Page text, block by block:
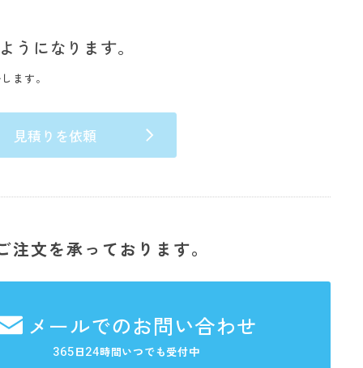
うになります。
ます。
見積りを依頼
文を承っております。
メールでのお問い合わせ
365日24時間いつでも受付中